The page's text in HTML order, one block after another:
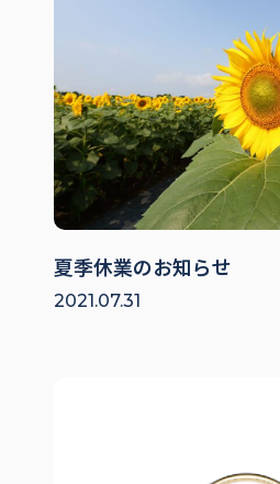
夏季休業のお知らせ
2021.07.31